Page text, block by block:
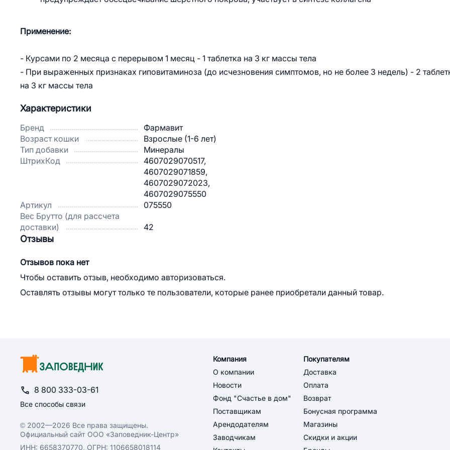
Применение:
- Курсами по 2 месяца с перерывом 1 месяц - 1 таблетка на 3 кг массы тела
- При выраженных признаках гиповитаминоза (до исчезновения симптомов, но не более 3 недель) - 2
на 3 кг массы тела
Характеристики
Бренд
Фармавит
Возраст кошки
Взрослые (1-6 лет)
Тип добавки
Минералы
ШтрихКод
4607029070517,
4607029071859,
4607029072023,
4607029075550
Артикул
075550
Вес Брутто (для рассчета
доставки)
42
Отзывы
Отзывов пока нет
Чтобы оставить отзыв, необходимо авторизоваться.
Оставлять отзывы могут только те пользователи, которые ранее приобретали данный товар.
8 800 333-03-61
Все способы связи
© 2002—2026 Все права защищены.
Официальный сайт ООО «Заповедник-Центр»
ИНН: 6658370770, ОГРН: 1106658018114
Компания
О компании
Новости
Фонд "Счастье в дом"
Поставщикам
Арендодателям
Заводчикам
Покупателям
Доставка
Оплата
Возврат
Бонусная программа
Магазины
Скидки и акции